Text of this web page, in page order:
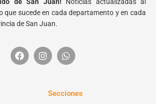
que sucede en cada departamento y en cada
de San Juan.
Secciones